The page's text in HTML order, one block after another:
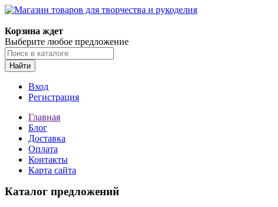
Корзина ждет
Выберите любое предложение
Найти
Вход
Регистрация
Главная
Блог
Доставка
Оплата
Контакты
Карта сайта
Каталог предложений